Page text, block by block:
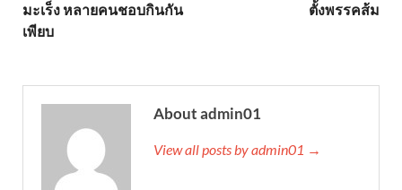
มะเร็ง หลายคนชอบกินกัน
เพียบ
ตั้งพรรคส้ม
About admin01
View all posts by admin01 →